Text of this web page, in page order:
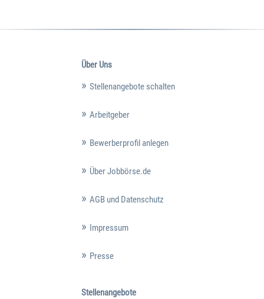
Über Uns
Stellenangebote schalten
Arbeitgeber
Bewerberprofil anlegen
Über Jobbörse.de
AGB und Datenschutz
Impressum
Presse
Stellenangebote